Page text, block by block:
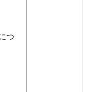
つ